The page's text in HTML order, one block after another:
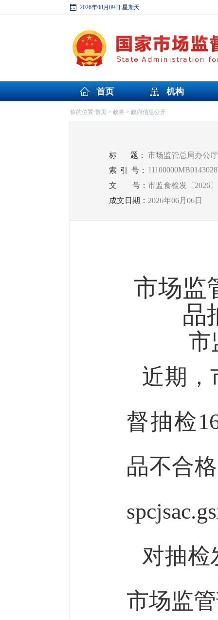
2026年08月09日 星期天
首页 机构
你的位置:首页> 政务 > 政府信息公开
标 题：
市场监管总局办公
索 引 号：
文
号： 市监食检发〔2026
成文日期： 2026年06月06日
市场监
品
市
近期，
督抽检
品不合
对抽检
市场监